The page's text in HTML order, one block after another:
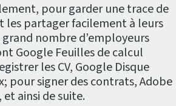
pour garder une trace de
les partager facilement à leurs
nombre d’employeurs
Google Feuilles de calcul
les CV, Google Disque
pour signer des contrats, Adobe
ainsi de suite.